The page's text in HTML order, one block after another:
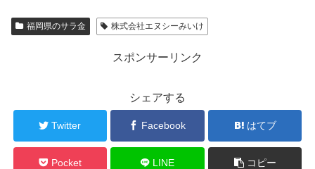
福岡県のサラ金 株式会社エヌシーみいけ
スポンサーリンク
シェアする
Twitter Facebook はてブ
Pocket LINE コピー